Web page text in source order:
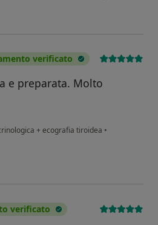
verificato
e preparata. Molto
+ ecografia tiroidea •
verificato